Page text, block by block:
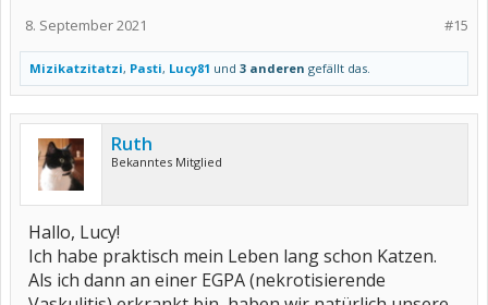
#15
8. September 2021
Mizikatzitatzi, Pasti, Lucy81 und 3 anderen gefällt das.
Ruth
Bekanntes Mitglied
Hallo, Lucy!
Ich habe praktisch mein Leben lang schon Katzen.
Als ich dann an einer EGPA (nekrotisierende